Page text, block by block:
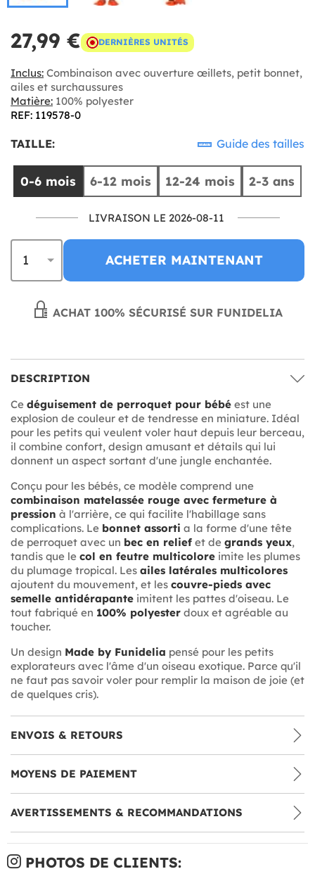
27,99 € DERNIÈRES UNITÉS
Inclus: Combinaison avec ouverture œillets, petit bonnet,
ailes et surchaussures
Matière: 100% polyester
REF: 119578-0
TAILLE: Guide des tailles
0-6 mois 6-12 mois 12-24 mois 2-3 ans
LIVRAISON LE 2026-08-11
ACHETER MAINTENANT
ACHAT 100% SÉCURISÉ SUR FUNIDELIA
DESCRIPTION
Ce déguisement de perroquet pour bébé est une
explosion de couleur et de tendresse en miniature. Idéal
pour les petits qui veulent voler haut depuis leur berceau,
il combine confort, design amusant et détails qui lui
donnent un aspect sortant d'une jungle enchantée.
Conçu pour les bébés, ce modèle comprend une
combinaison matelassée rouge avec fermeture à
pression à l'arrière, ce qui facilite l'habillage sans
complications. Le bonnet assorti a la forme d'une tête
de perroquet avec un bec en relief et de grands yeux,
tandis que le col en feutre multicolore imite les plumes
du plumage tropical. Les ailes latérales multicolores
ajoutent du mouvement, et les couvre-pieds avec
semelle antidérapante imitent les pattes d'oiseau. Le
tout fabriqué en 100% polyester doux et agréable au
toucher.
Un design Made by Funidelia pensé pour les petits
explorateurs avec l'âme d'un oiseau exotique. Parce qu'il
ne faut pas savoir voler pour remplir la maison de joie (et
de quelques cris).
ENVOIS & RETOURS
MOYENS DE PAIEMENT
AVERTISSEMENTS & RECOMMANDATIONS
PHOTOS DE CLIENTS: